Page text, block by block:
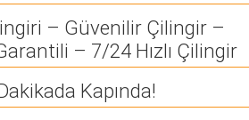
– Güvenilir Çilingir –
– 7/24 Hızlı Çilingir
Kapında!